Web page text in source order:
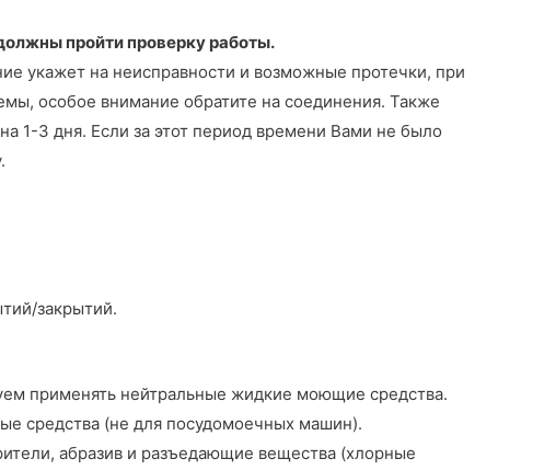
пройти проверку работы.
укажет на неисправности и возможные протечки, при
особое внимание обратите на соединения. Также
1-3 дня. Если за этот период времени Вами не было
закрытий.
применять нейтральные жидкие моющие средства.
средства (не для посудомоечных машин).
абразив и разъедающие вещества (хлорные